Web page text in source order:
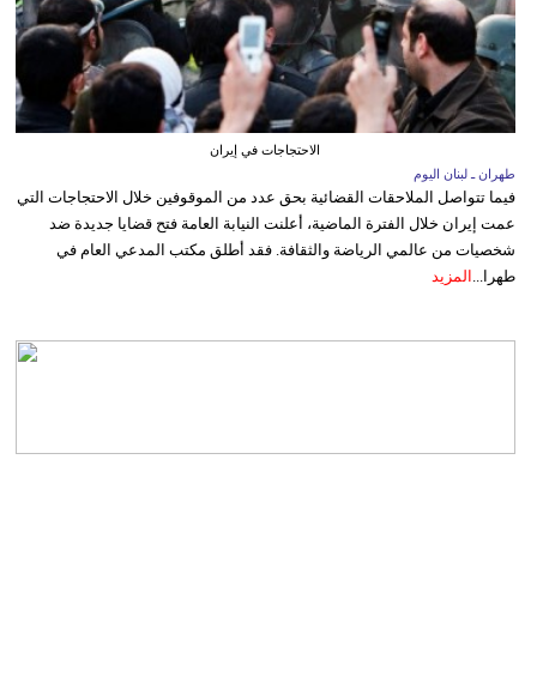
الاحتجاجات في إيران
طهران ـ لبنان اليوم
فيما تتواصل الملاحقات القضائية بحق عدد من الموقوفين خلال الاحتجاجات التي
عمت إيران خلال الفترة الماضية، أعلنت النيابة العامة فتح قضايا جديدة ضد
شخصيات من عالمي الرياضة والثقافة. فقد أطلق مكتب المدعي العام في
طهرا... المزيد